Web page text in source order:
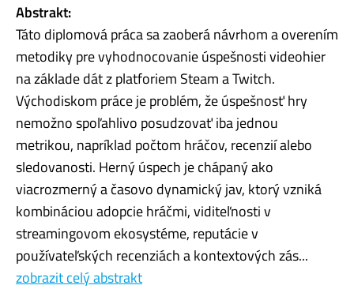
Abstrakt:
Táto diplomová práca sa zaoberá návrhom a overením
metodiky pre vyhodnocovanie úspešnosti videohier
na základe dát z platforiem Steam a Twitch.
Východiskom práce je problém, že úspešnosť hry
nemožno spoľahlivo posudzovať iba jednou
metrikou, napríklad počtom hráčov, recenzií alebo
sledovanosti. Herný úspech je chápaný ako
viacrozmerný a časovo dynamický jav, ktorý vzniká
kombináciou adopcie hráčmi, viditeľnosti v
streamingovom ekosystéme, reputácie v
používateľských recenziách a kontextových zás...
zobrazit celý abstrakt